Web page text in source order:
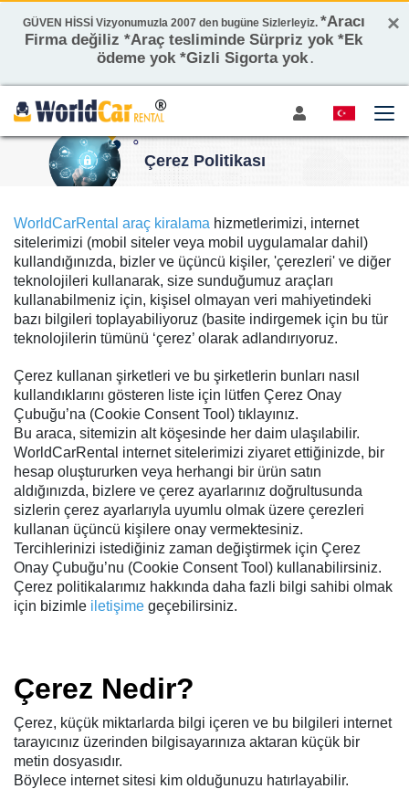
×
GÜVEN HİSSİ Vizyonumuzla 2007 den bugüne Sizlerleyiz. *Aracı
Firma değiliz *Araç tesliminde Sürpriz yok *Ek
ödeme yok *Gizli Sigorta yok.
Çerez Politikası
WorldCarRental araç kiralama hizmetlerimizi, internet
sitelerimizi (mobil siteler veya mobil uygulamalar dahil)
kullandığınızda, bizler ve üçüncü kişiler, 'çerezleri' ve diğer
teknolojileri kullanarak, size sunduğumuz araçları
kullanabilmeniz için, kişisel olmayan veri mahiyetindeki
bazı bilgileri toplayabiliyoruz (basite indirgemek için bu tür
teknolojilerin tümünü ‘çerez’ olarak adlandırıyoruz.
Çerez kullanan şirketleri ve bu şirketlerin bunları nasıl
kullandıklarını gösteren liste için lütfen Çerez Onay
Çubuğu’na (Cookie Consent Tool) tıklayınız.
Bu araca, sitemizin alt köşesinde her daim ulaşılabilir.
WorldCarRental internet sitelerimizi ziyaret ettiğinizde, bir
hesap oluştururken veya herhangi bir ürün satın
aldığınızda, bizlere ve çerez ayarlarınız doğrultusunda
sizlerin çerez ayarlarıyla uyumlu olmak üzere çerezleri
kullanan üçüncü kişilere onay vermektesiniz.
Tercihlerinizi istediğiniz zaman değiştirmek için Çerez
Onay Çubuğu’nu (Cookie Consent Tool) kullanabilirsiniz.
Çerez politikalarımız hakkında daha fazli bilgi sahibi olmak
için bizimle iletişime geçebilirsiniz.
Çerez Nedir?
Çerez, küçük miktarlarda bilgi içeren ve bu bilgileri internet
tarayıcınız üzerinden bilgisayarınıza aktaran küçük bir
metin dosyasıdır.
Böylece internet sitesi kim olduğunuzu hatırlayabilir.